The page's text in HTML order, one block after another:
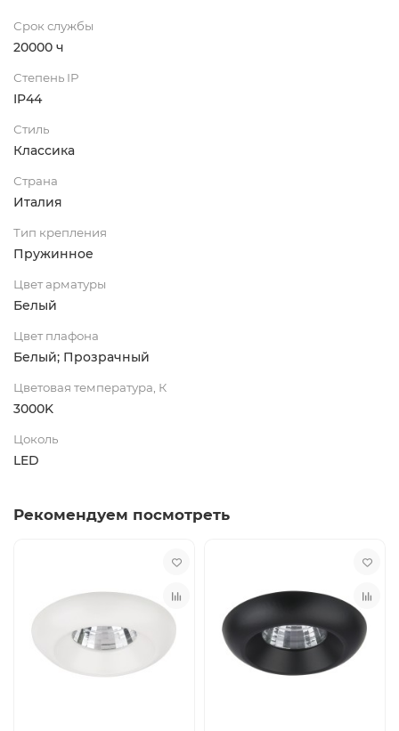
Срок службы
20000 ч
Степень IP
IP44
Стиль
Классика
Страна
Италия
Тип крепления
Пружинное
Цвет арматуры
Белый
Цвет плафона
Белый; Прозрачный
Цветовая температура, К
3000K
Цоколь
LED
Рекомендуем посмотреть